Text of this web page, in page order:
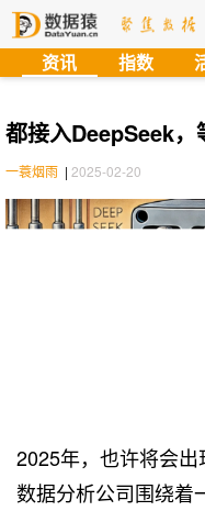
资讯 指数
都接入DeepSeek，
一蓑烟雨 | 2025-02-20
2025年，也许将会
数据分析公司围绕着